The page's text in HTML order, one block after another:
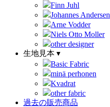
Finn Juhl
Johannes Andersen
Arne Vodder
Niels Otto Moller
other designer
生地見本 ▾
Basic Fabric
minä perhonen
Kvadrat
other fabric
過去の販売商品